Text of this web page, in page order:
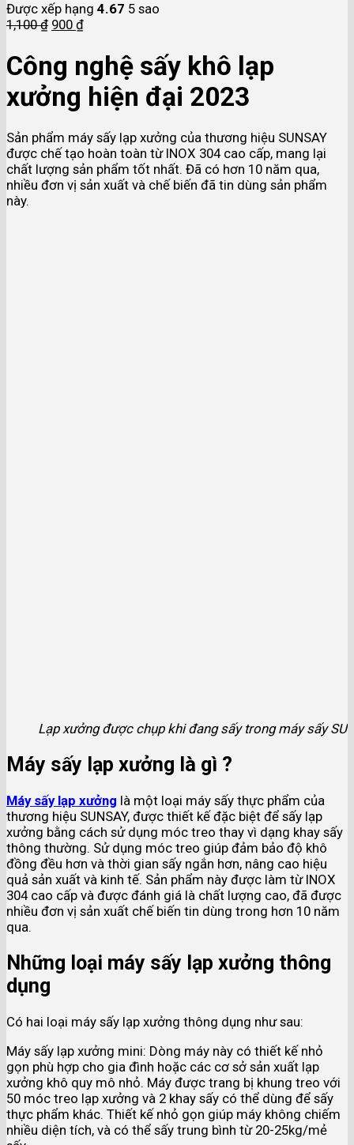
Được xếp hạng 4.67 5 sao
1,100₫ 900 ₫
Công nghệ sấy khô lạp
xưởng hiện đại 2023
Sản phẩm máy sấy lạp xưởng của thương hiệu SUNSAY
được chế tạo hoàn toàn từ INOX 304 cao cấp, mang lại
chất lượng sản phẩm tốt nhất. Đã có hơn 10 năm qua,
nhiều đơn vị sản xuất và chế biến đã tin dùng sản phẩm
này.
Lạp xưởng được chụp khi đang sấy trong máy sấy
Máy sấy lạp xưởng là gì ?
Máy sấy lạp xưởng là một loại máy sấy thực phẩm của
thương hiệu SUNSAY, được thiết kế đặc biệt để sấy lạp
xưởng bằng cách sử dụng móc treo thay vì dạng khay sấy
thông thường. Sử dụng móc treo giúp đảm bảo độ khô
đồng đều hơn và thời gian sấy ngắn hơn, nâng cao hiệu
quả sản xuất và kinh tế. Sản phẩm này được làm từ INOX
304 cao cấp và được đánh giá là chất lượng cao, đã được
nhiều đơn vị sản xuất chế biến tin dùng trong hơn 10 năm
qua.
Những loại máy sấy lạp xưởng thông
dụng
Có hai loại máy sấy lạp xưởng thông dụng như sau:
Máy sấy lạp xưởng mini: Dòng máy này có thiết kế nhỏ
gọn phù hợp cho gia đình hoặc các cơ sở sản xuất lạp
xưởng khô quy mô nhỏ. Máy được trang bị khung treo với
50 móc treo lạp xưởng và 2 khay sấy có thể dùng để sấy
thực phẩm khác. Thiết kế nhỏ gọn giúp máy không chiếm
nhiều diện tích, và có thể sấy trung bình từ 20-25kg/mẻ